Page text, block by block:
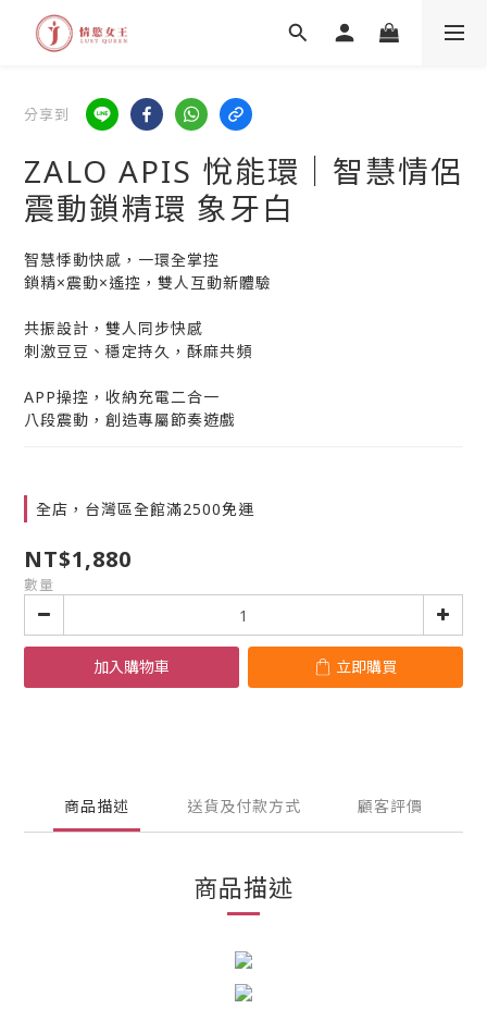
分享到
ZALO APIS 悅能環｜智慧情侶
震動鎖精環 象牙白
智慧悸動快感，一環全掌控
鎖精×震動×遙控，雙人互動新體驗
共振設計，雙人同步快感
刺激豆豆、穩定持久，酥麻共頻
APP操控，收納充電二合一
八段震動，創造專屬節奏遊戲
全店，台灣區全館滿2500免運
NT$1,880
數量
加入購物車 立即購買
商品描述 送貨及付款方式 顧客評價
商品描述